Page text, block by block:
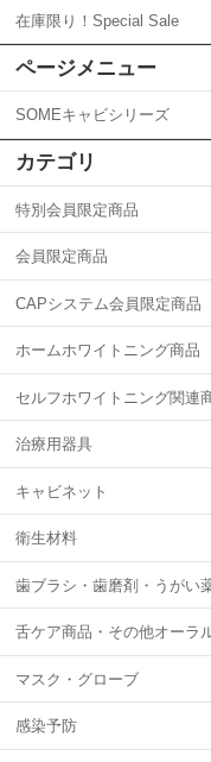
在庫限り！Special Sale
ページメニュー
SOMEキャビシリーズ
カテゴリ
特別会員限定商品
会員限定商品
CAPシステム会員限定商品
ホームホワイトニング商品
セルフホワイトニング関連
治療用器具
キャビネット
衛生材料
歯ブラシ・歯磨剤・うがい
舌ケア商品・その他オーラ
マスク・グローブ
感染予防